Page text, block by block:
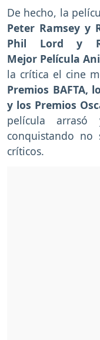
De hecho, la
Peter Ramsey y
Phil Lord y
Mejor Película
la crítica el cine
Premios BAFTA,
y los Premios
película
conquistando
críticos.